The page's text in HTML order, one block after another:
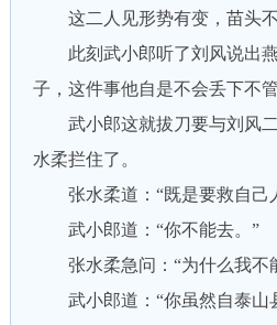
这二人见形势有变，苗头不
此刻武小郎听了刘风说出燕
子，这件事他自是不会丢下不管
武小郎这就拔刀要与刘风二
水柔拦住了。
张水柔道：“既是要救自己
武小郎道：“你不能去。”
张水柔急问：“为什么我不
武小郎道：“你虽然自泰山